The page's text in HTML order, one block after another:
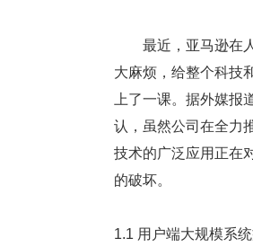
最近，亚马逊在人
大麻烦，给整个科技
上了一课。据外媒报
认，虽然公司在全力
技术的广泛应用正在
的破坏。
1.1 用户端大规模系